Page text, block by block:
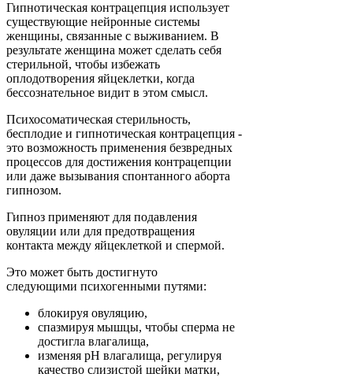
Гипнотическая контрацепция использует
существующие нейронные системы
женщины, связанные с выживанием. В
результате женщина может сделать себя
стерильной, чтобы избежать
оплодотворения яйцеклетки, когда
бессознательное видит в этом смысл.
Психосоматическая стерильность,
бесплодие и гипнотическая контрацепция -
это возможность применения безвредных
процессов для достижения контрацепции
или даже вызывания спонтанного аборта
гипнозом.
Гипноз применяют для подавления
овуляции или для предотвращения
контакта между яйцеклеткой и спермой.
Это может быть достигнуто
следующими психогенными путями:
блокируя овуляцию,
спазмируя мышцы, чтобы сперма не
достигла влагалища,
изменяя рН влагалища, регулируя
качество слизистой шейки матки,